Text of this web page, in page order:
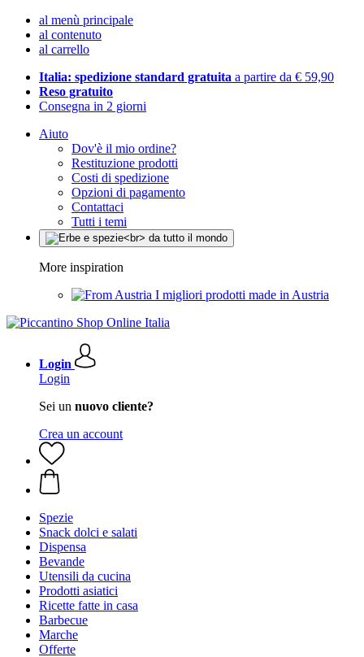
al menù principale
al contenuto
al carrello
Italia: spedizione standard gratuita a partire da € 59,90
Reso gratuito
Consegna in 2 giorni
Aiuto
Dov'è il mio ordine?
Restituzione prodotti
Costi di spedizione
Opzioni di pagamento
Contattaci
Tutti i temi
More inspiration
I migliori prodotti made in Austria
Login
Login
Sei un nuovo cliente?
Crea un account
Spezie
Snack dolci e salati
Dispensa
Bevande
Utensili da cucina
Prodotti asiatici
Ricette fatte in casa
Barbecue
Marche
Offerte